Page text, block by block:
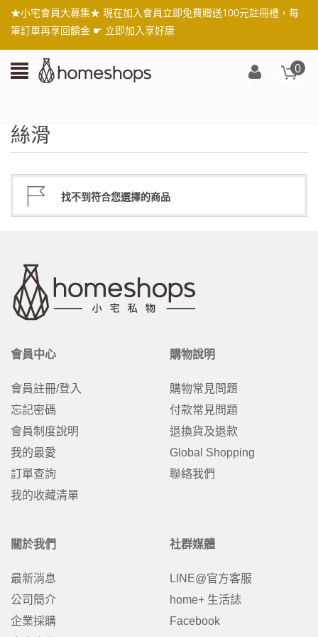
★小宅會員大募集★ 現在加入會員立即免費贈送100元註冊禮，每
筆訂單再享回饋金 ☛ 立即加入享好康
0
絲滑
找不到符合您選擇的商品
會員中心
會員註冊/登入
忘記密碼
會員制度說明
我的最愛
訂單查詢
我的收藏清單
購物說明
購物常見問題
付款常見問題
退換貨及退款
Global Shopping
聯絡我們
關於我們
最新消息
公司簡介
企業採購
社群媒體
LINE@官方客服
home+ 生活誌
Facebook